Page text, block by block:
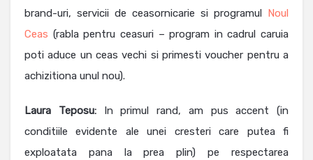
brand-uri, servicii de ceasornicarie si programul Noul
Ceas (rabla pentru ceasuri – program in cadrul caruia
poti aduce un ceas vechi si primesti voucher pentru a
achizitiona unul nou).
Laura Teposu:In primul rand, am pus accent (in
conditiile evidente ale unei cresteri care putea fi
exploatata pana la prea plin) pe respectarea